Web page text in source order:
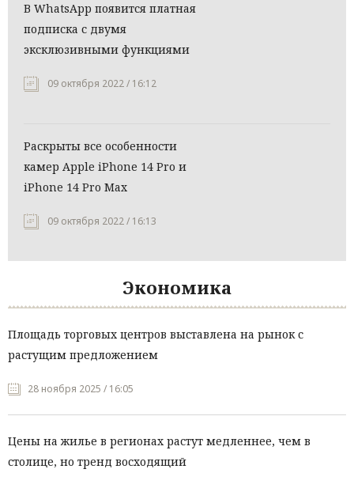
В WhatsApp появится платная
подписка с двумя
эксклюзивными функциями
09 октября 2022 / 16:12
Раскрыты все особенности
камер Apple iPhone 14 Pro и
iPhone 14 Pro Max
09 октября 2022 / 16:13
Экономика
Площадь торговых центров выставлена на рынок с
растущим предложением
28 ноября 2025 / 16:05
Цены на жилье в регионах растут медленнее, чем в
столице, но тренд восходящий